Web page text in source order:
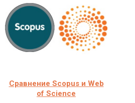
Сравнение Scopus и Web
of Science